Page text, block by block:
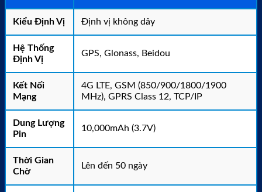
Kiểu Định Vị Định vị không dây
Hệ Thống
Định Vị
GPS, Glonass, Beidou
Kết Nối
Mạng
4G LTE, GSM (850/900/1800/1900
MHz), GPRS Class 12, TCP/IP
Dung Lượng
Pin
10,000mAh (3.7V)
Thời Gian
Chờ
Lên đến 50 ngày